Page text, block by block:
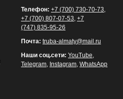
Телефон: +7 (700) 730-70-73,
+7 (700) 807-07-53, +7
(747) 835-95-26
Почта: truba-almaty@mail.ru
Наши соц.сети: YouTube,
Telegram, Instagram, WhatsApp